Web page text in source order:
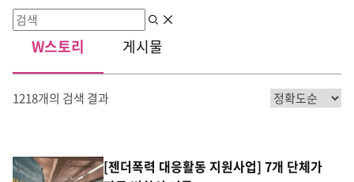
검색지우기
W스토리 게시물
1218개의 검색 결과
[젠더폭력 대응활동 지원사업] 7개 단체가